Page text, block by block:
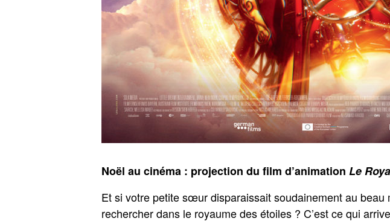
Noël au cinéma : projection du film d’animation Le
Et si votre petite sœur disparaissait soudainement au
rechercher dans le royaume des étoiles ? C’est ce qui